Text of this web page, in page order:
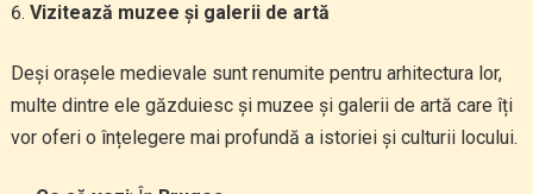
Vizitează muzee și galerii de artă
Deși orașele medievale sunt renumite pentru arhitectura lor,
multe dintre ele găzduiesc și muzee și galerii de artă care îți
vor oferi o înțelegere mai profundă a istoriei și culturii locului.